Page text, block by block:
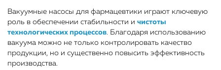
Вакуумные насосы для фармацевтики играют ключевую
роль в обеспечении стабильности и чистоты
технологических процессов . Благодаря использованию
вакуума можно не только контролировать качество
продукции, но и существенно повысить эффективность
производства.